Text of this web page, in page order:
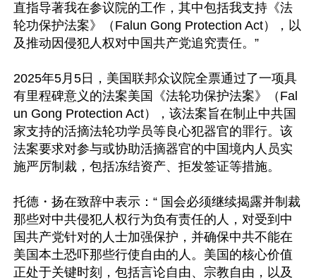
直指导著我在参议院的工作，其中包括我支持《法
轮功保护法案》（Falun Gong Protection Act），以
及推动因侵犯人权对中国共产党追究责任。”
2025年5月5日，美国联邦众议院全票通过了一项具
有里程碑意义的法案美国《法轮功保护法案》（Fal
un Gong Protection Act），该法案旨在制止中共国
家支持的活摘法轮功学员等良心犯器官的罪行。该
法案要求对参与或协助活摘器官的中国境内人员实
施严厉制裁，包括冻结资产、拒发签证等措施。
托德・扬在致辞中表示：“ 国会必须继续揭露并制裁
那些对中共侵犯人权行为负有责任的人，对受到中
国共产党针对的人士加强保护，并确保中共不能在
美国本土恐吓那些行使自由的人。美国的核心价值
正处于关键时刻，包括言论自由、宗教自由，以及